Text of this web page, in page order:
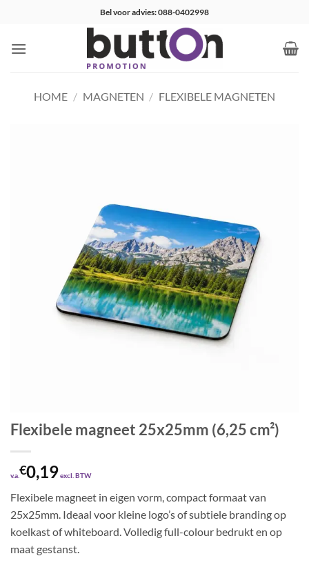
inhoud
Bel voor advies: 088-0402998
HOME / MAGNETEN / FLEXIBELE MAGNETEN
Flexibele magneet 25x25mm (6,25 cm²)
v.a.€0,19excl. BTW
Flexibele magneet in eigen vorm, compact formaat van
25x25mm. Ideaal voor kleine logo’s of subtiele branding op
koelkast of whiteboard. Volledig full-colour bedrukt en op
maat gestanst.